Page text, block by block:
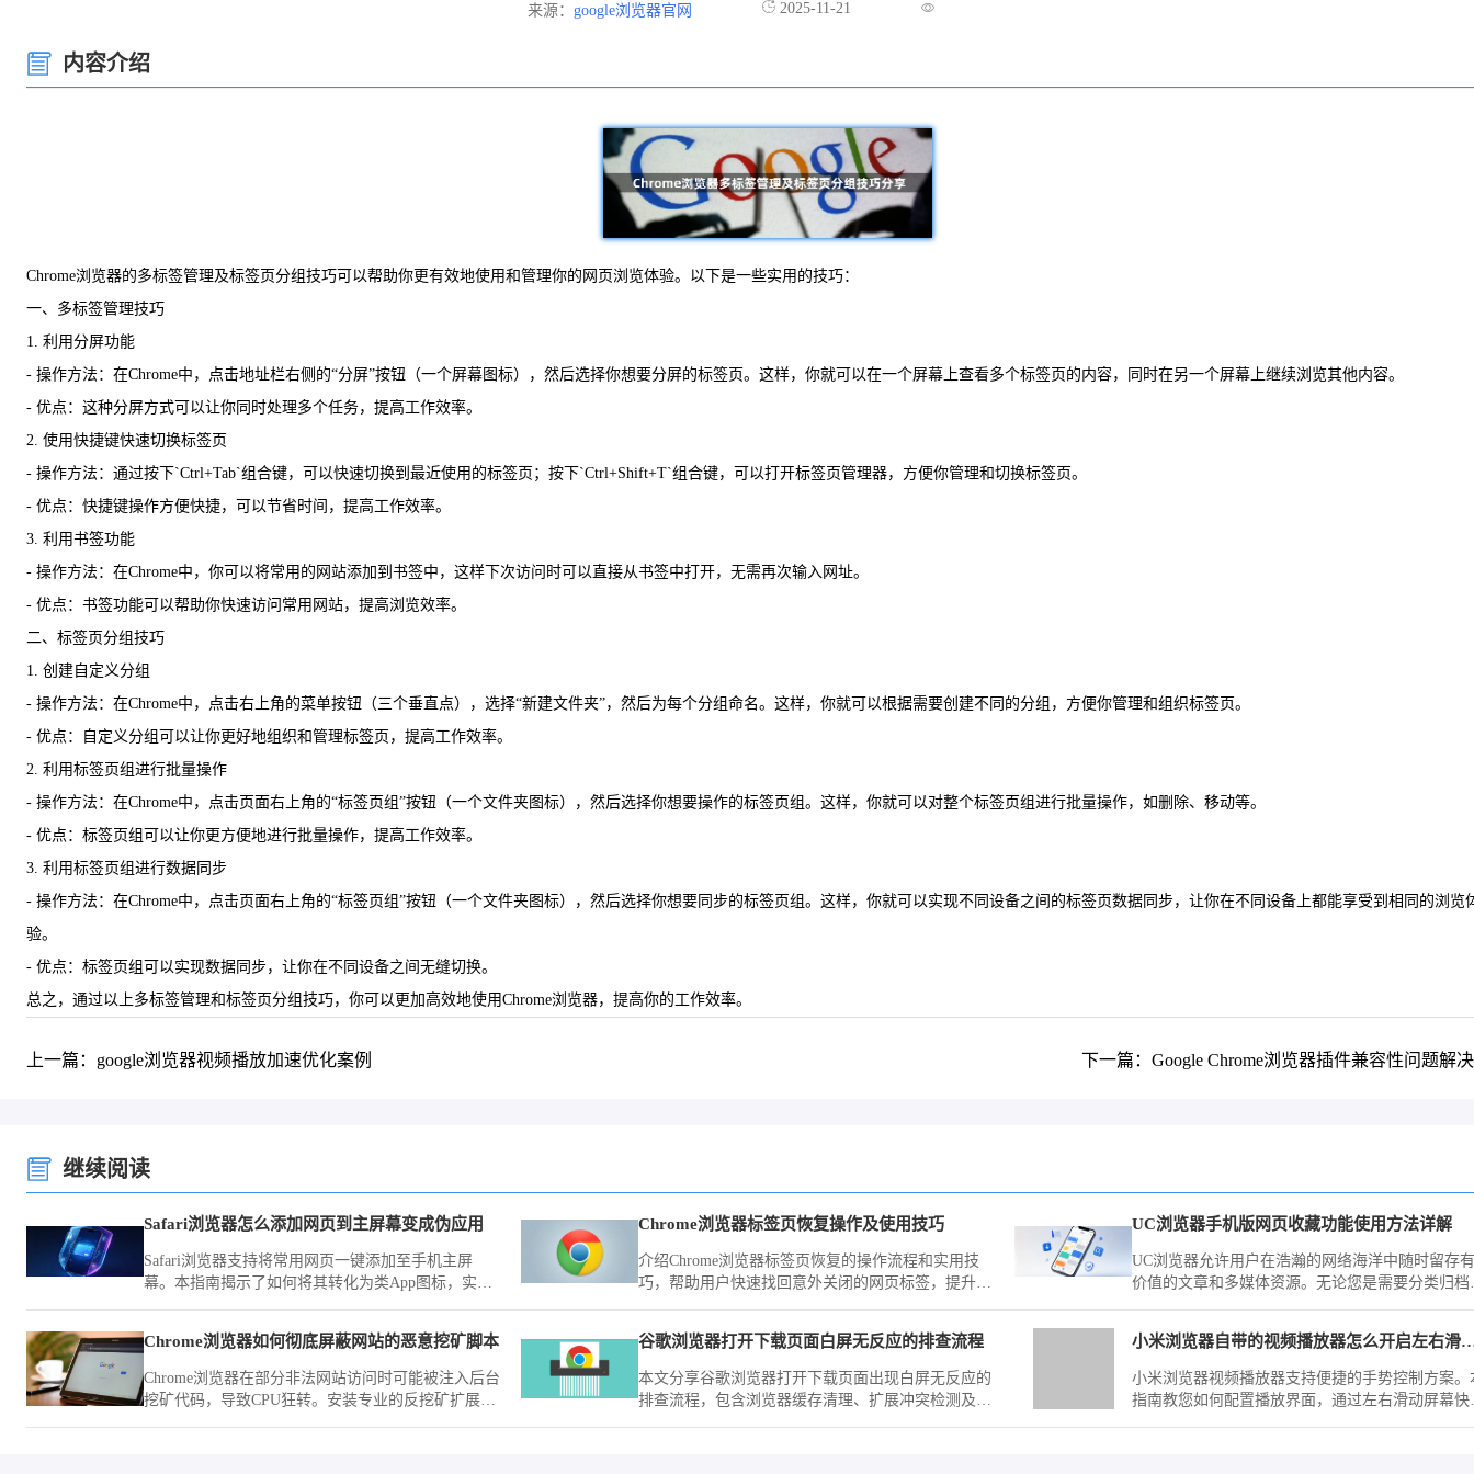
来源： google浏览器官网 2025-11-21
内容介绍
Chrome浏览器的多标签管理及标签页分组技巧可以帮助你更有效地使用和管理你的网页浏览体验。以下是一些实用的技巧：
一、多标签管理技巧
1. 利用分屏功能
- 操作方法：在Chrome中，点击地址栏右侧的“分屏”按钮（一个屏幕图标），然后选择你想要分屏的标签页。这样，你就可以在一个屏幕上查看多个标签页的内容，同时在另一个屏幕上继续浏览其他内容。
- 优点：这种分屏方式可以让你同时处理多个任务，提高工作效率。
2. 使用快捷键快速切换标签页
- 操作方法：通过按下`Ctrl+Tab`组合键，可以快速切换到最近使用的标签页；按下`Ctrl+Shift+T`组合键，可以打开标签页管理器，方便你管理和切换标签页。
- 优点：快捷键操作方便快捷，可以节省时间，提高工作效率。
3. 利用书签功能
- 操作方法：在Chrome中，你可以将常用的网站添加到书签中，这样下次访问时可以直接从书签中打开，无需再次输入网址。
- 优点：书签功能可以帮助你快速访问常用网站，提高浏览效率。
二、标签页分组技巧
1. 创建自定义分组
- 操作方法：在Chrome中，点击右上角的菜单按钮（三个垂直点），选择“新建文件夹”，然后为每个分组命名。这样，你就可以根据需要创建不同的分组，方便你管理和组织标签页。
- 优点：自定义分组可以让你更好地组织和管理标签页，提高工作效率。
2. 利用标签页组进行批量操作
- 操作方法：在Chrome中，点击页面右上角的“标签页组”按钮（一个文件夹图标），然后选择你想要操作的标签页组。这样，你就可以对整个标签页组进行批量操作，如删除、移动等。
- 优点：标签页组可以让你更方便地进行批量操作，提高工作效率。
3. 利用标签页组进行数据同步
- 操作方法：在Chrome中，点击页面右上角的“标签页组”按钮（一个文件夹图标），然后选择你想要同步的标签页组。这样，你就可以实现不同设备之间的标签页数据同步，让你在不同设备上都能享受到相同的浏览
验。
- 优点：标签页组可以实现数据同步，让你在不同设备之间无缝切换。
总之，通过以上多标签管理和标签页分组技巧，你可以更加高效地使用Chrome浏览器，提高你的工作效率。
上一篇：google浏览器视频播放加速优化案例 下一篇：Google Chrome浏览器插件兼容性问题解
继续阅读
Safari浏览器怎么添加网页到主屏幕变成伪应用
Safari浏览器支持将常用网页一键添加至手机主屏
幕。本指南揭示了如何将其转化为类App图标，实现
Chrome浏览器标签页恢复操作及使用技巧
介绍Chrome浏览器标签页恢复的操作流程和实用技
巧，帮助用户快速找回意外关闭的网页标签，提升浏
UC浏览器手机版网页收藏功能使用方法详解
UC浏览器允许用户在浩瀚的网络海洋中随时留存
价值的文章和多媒体资源。无论您是需要分类归档
间，带给您极简顺滑的资料管理体验。
Chrome浏览器如何彻底屏蔽网站的恶意挖矿脚本
Chrome浏览器在部分非法网站访问时可能被注入后台
挖矿代码，导致CPU狂转。安装专业的反挖矿扩展，
谷歌浏览器打开下载页面白屏无反应的排查流程
本文分享谷歌浏览器打开下载页面出现白屏无反应的
排查流程，包含浏览器缓存清理、扩展冲突检测及网
小米浏览器自带的视频播放器怎
小米浏览器视频播放器支持便捷的手势控制方案。
指南教您如何配置播放界面，通过左右滑动屏幕快